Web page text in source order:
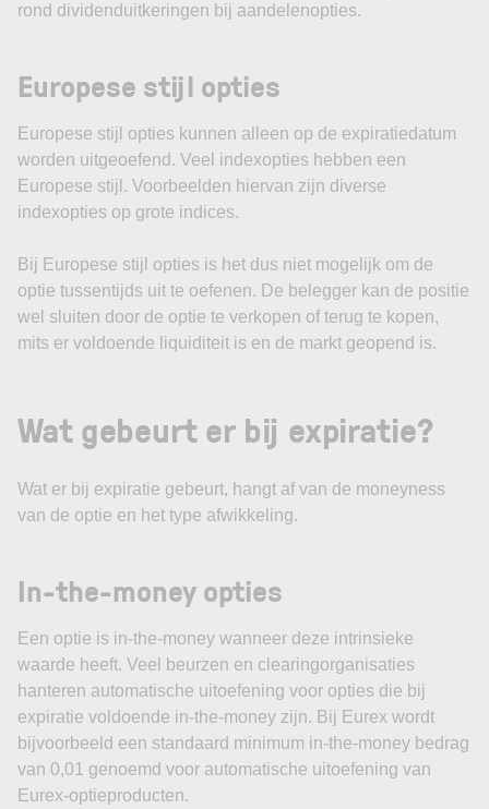
rond dividenduitkeringen bij aandelenopties.
Europese stijl opties
Europese stijl opties kunnen alleen op de expiratiedatum
worden uitgeoefend. Veel indexopties hebben een
Europese stijl. Voorbeelden hiervan zijn diverse
indexopties op grote indices.
Bij Europese stijl opties is het dus niet mogelijk om de
optie tussentijds uit te oefenen. De belegger kan de positie
wel sluiten door de optie te verkopen of terug te kopen,
mits er voldoende liquiditeit is en de markt geopend is.
Wat gebeurt er bij expiratie?
Wat er bij expiratie gebeurt, hangt af van de moneyness
van de optie en het type afwikkeling.
In-the-money opties
Een optie is in-the-money wanneer deze intrinsieke
waarde heeft. Veel beurzen en clearingorganisaties
hanteren automatische uitoefening voor opties die bij
expiratie voldoende in-the-money zijn. Bij Eurex wordt
bijvoorbeeld een standaard minimum in-the-money bedrag
van 0,01 genoemd voor automatische uitoefening van
Eurex-optieproducten.